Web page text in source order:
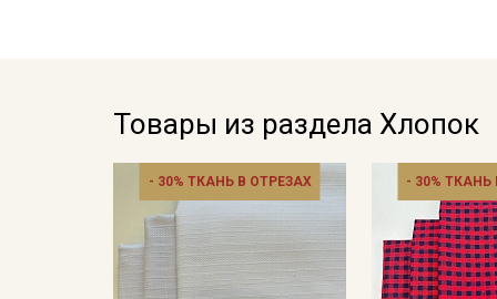
Товары из раздела Хлопок
- 30% ТКАНЬ В ОТРЕЗАХ - 30% ТКАНЬ